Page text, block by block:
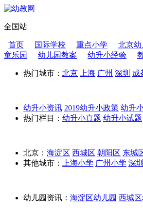
全国站
首页 国际学校 重点小学 北京幼
童乐园
幼儿园教案 幼升小经验
热门城市： 北京 上海 广州 深圳 成
幼升小资讯 2019幼升小政策 幼升
热门栏目： 幼升小真题 幼升小试题
北京： 海淀区 西城区 朝阳区 东城
其他城市：
上海小学 广州小学 深
幼儿园资讯： 海淀区幼儿园 西城